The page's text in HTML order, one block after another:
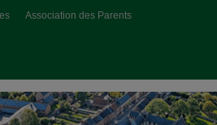
Association des Parents